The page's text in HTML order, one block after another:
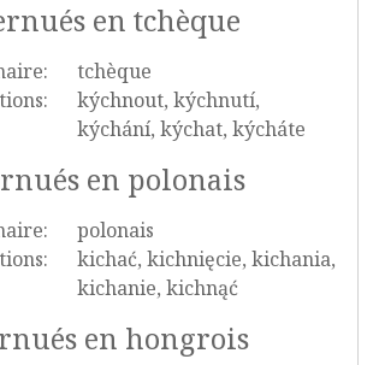
en tchèque
tchèque
kýchnout, kýchnutí,
kýchání, kýchat, kýcháte
en polonais
polonais
kichać, kichnięcie, kichania,
kichanie, kichnąć
en hongrois